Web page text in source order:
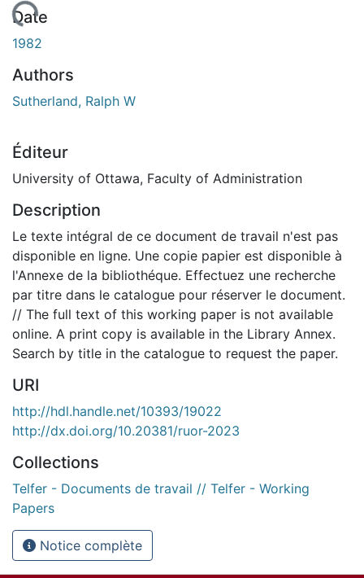
Date
1982
Authors
Sutherland, Ralph W
Éditeur
University of Ottawa, Faculty of Administration
Description
Le texte intégral de ce document de travail n'est pas
disponible en ligne. Une copie papier est disponible à
l'Annexe de la bibliothéque. Effectuez une recherche
par titre dans le catalogue pour réserver le document.
// The full text of this working paper is not available
online. A print copy is available in the Library Annex.
Search by title in the catalogue to request the paper.
URI
http://hdl.handle.net/10393/19022
http://dx.doi.org/10.20381/ruor-2023
Collections
Telfer - Documents de travail // Telfer - Working
Papers
Notice complète